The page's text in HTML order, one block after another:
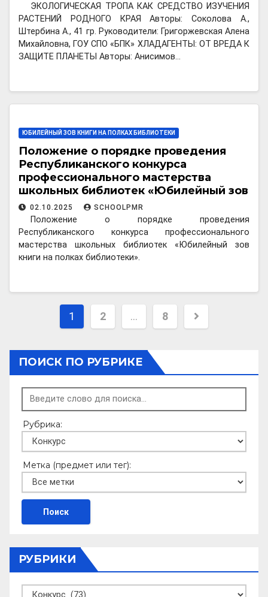
ЭКОЛОГИЧЕСКАЯ ТРОПА КАК СРЕДСТВО ИЗУЧЕНИЯ
РАСТЕНИЙ РОДНОГО КРАЯ Авторы: Соколова А.,
Штербина А., 41 гр. Руководители: Григоржевская Алена
Михайловна, ГОУ СПО «БПК» ХЛАДАГЕНТЫ: ОТ ВРЕДА К
ЗАЩИТЕ ПЛАНЕТЫ Авторы: Анисимов…
ЮБИЛЕЙНЫЙ ЗОВ КНИГИ НА ПОЛКАХ БИБЛИОТЕКИ
Положение о порядке проведения
Республиканского конкурса
профессионального мастерства
школьных библиотек «Юбилейный зов
книги на полках библиотеки»
02.10.2025 SCHOOLPMR
Положение о порядке проведения
Республиканского конкурса профессионального
мастерства школьных библиотек «Юбилейный зов
книги на полках библиотеки».
Пагинация
записей
1 2 … 8
ПОИСК ПО РУБРИКЕ
Рубрика:
Метка (предмет или тег):
РУБРИКИ
Рубрики